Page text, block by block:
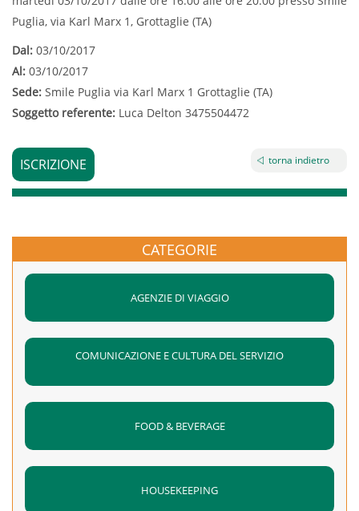
Puglia, via Karl Marx 1, Grottaglie (TA)
Dal: 03/10/2017
Al: 03/10/2017
Sede: Smile Puglia via Karl Marx 1 Grottaglie (TA)
Soggetto referente: Luca Delton 3475504472
ISCRIZIONE torna indietro
CATEGORIE
AGENZIE DI VIAGGIO
COMUNICAZIONE E CULTURA DEL SERVIZIO
FOOD & BEVERAGE
HOUSEKEEPING